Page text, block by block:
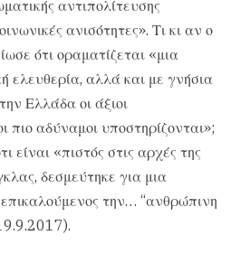
αντιπολίτευσης
ανισότητες». Τι κι αν ο
ότι οραματίζεται «μια
ελευθερία, αλλά και με γνήσια
Ελλάδα οι άξιοι
πιο αδύναμοι υποστηρίζονται»;
είναι «πιστός στις αρχές της
δεσμεύτηκε για μια
την… “ανθρώπινη